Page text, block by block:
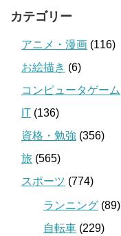
カテゴリー
アニメ・漫画 (116)
お絵描き (6)
コンピュータゲーム
IT (136)
資格・勉強 (356)
旅 (565)
スポーツ (774)
ランニング (89)
自転車 (229)